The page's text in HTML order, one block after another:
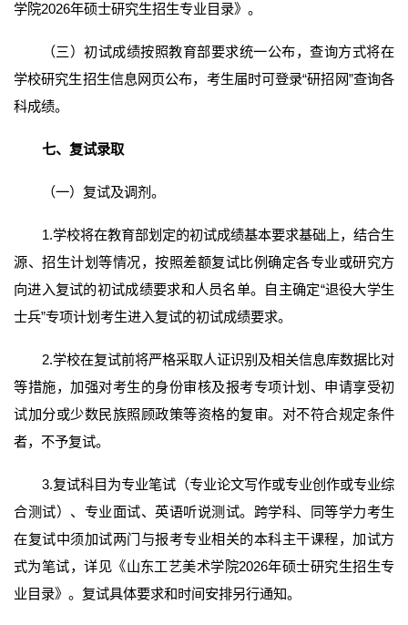
学院2026年硕士研究生招生专业目录》。
（三）初试成绩按照教育部要求统一公布，查询方式将在
学校研究生招生信息网页公布，考生届时可登录“研招网”查询各
科成绩。
七、复试录取
（一）复试及调剂。
1.学校将在教育部划定的初试成绩基本要求基础上，结合生
源、招生计划等情况，按照差额复试比例确定各专业或研究方
向进入复试的初试成绩要求和人员名单。自主确定“退役大学生
士兵”专项计划考生进入复试的初试成绩要求。
2.学校在复试前将严格采取人证识别及相关信息库数据比对
等措施，加强对考生的身份审核及报考专项计划、申请享受初
试加分或少数民族照顾政策等资格的复审。对不符合规定条件
者，不予复试。
3.复试科目为专业笔试（专业论文写作或专业创作或专业综
合测试）、专业面试、英语听说测试。跨学科、同等学力考生
在复试中须加试两门与报考专业相关的本科主干课程，加试方
式为笔试，详见《山东工艺美术学院2026年硕士研究生招生专
业目录》。复试具体要求和时间安排另行通知。